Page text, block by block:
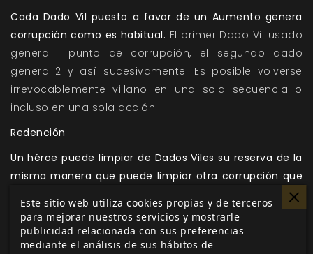
Cada Dado Vil puesto a favor de un Aumento genera
corrupción como es habitual. El primer Dado Vil usado
genera 1 punto de corrupción, el segundo dado
genera 2 y así sucesivamente. Es posible volverse
irrevocablemente villano en una sola secuencia o
incluso en una sola acción.
Redención
Un héroe puede limpiar de Dados Viles su reserva de la
misma manera que puede limpiar otra corrupción que
La naturaleza única de los Dados Viles
le da a un héroe algunas oportunidades para
eliminar su influencia.
Este sitio web utiliza cookies propias y de terceros
para mejorar nuestros servicios y mostrarle
publicidad relacionada con sus preferencias
mediante el análisis de sus hábitos de